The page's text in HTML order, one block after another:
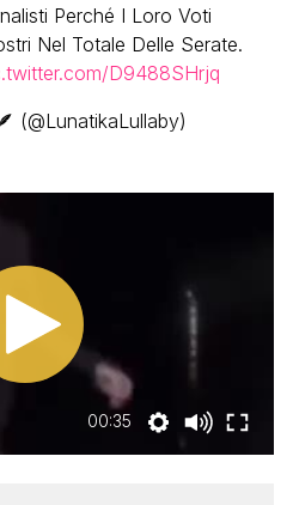
Perché I Loro Voti
Nel Totale Delle Serate.
D9488SHrjq
00:35